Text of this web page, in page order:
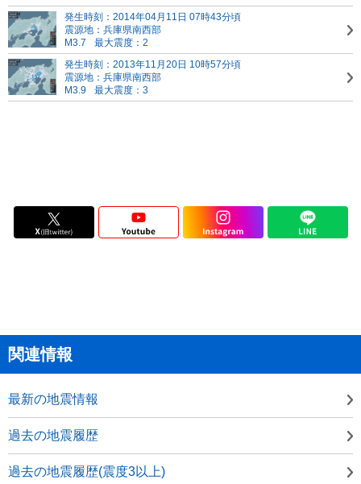
発生時刻：2014年04月11日 07時43分頃
震源地：兵庫県南西部
M3.7
最大震度：2
発生時刻：2013年11月20日 10時57分頃
震源地：兵庫県南西部
M3.9
最大震度：3
関連情報
最新の地震情報
過去の地震履歴
過去の地震履歴(震度3以上)